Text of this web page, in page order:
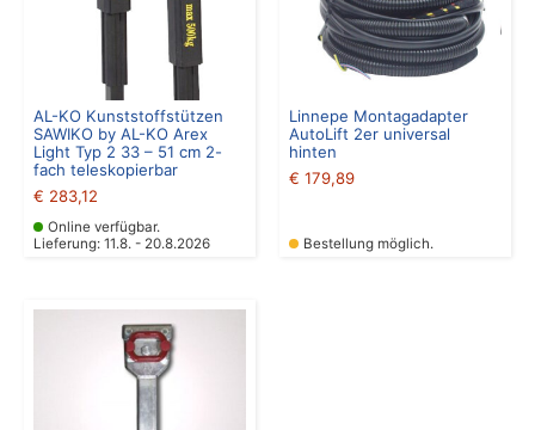
AL-KO Kunststoffstützen
SAWIKO by AL-KO Arex
Light Typ 2 33 – 51 cm 2-
fach teleskopierbar
€ 283,12
Online verfügbar.
Lieferung: 11.8. - 20.8.2026
Linnepe Montagadapter
AutoLift 2er universal
hinten
€ 179,89
Bestellung möglich.